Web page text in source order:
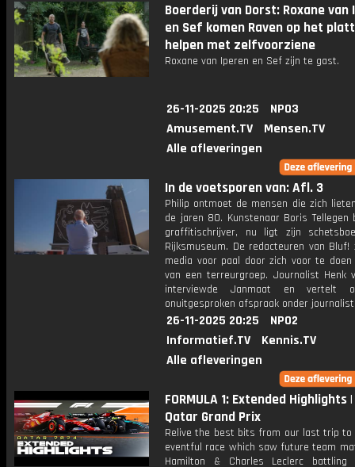
Boerderij van Dorst: Roxane van
en Sef komen Raven op het
helpen met zelfvoorziene
Roxane van Iperen en Sef zijn te gast.
26-11-2025 20:25
NPO3
Amusement.TV
Mensen.TV
Alle afleveringen
In de voetsporen van: Afl. 3
Philip ontmoet de mensen die zich
de jaren 80. Kunstenaar Boris Tellegen
graffitischrijver, nu ligt zijn
Rijksmuseum. De redacteuren van
media voor paal door zich voor te
van een terreurgroep. Journalist Henk
interviewde Janmaat en vertelt
onuitgesproken afspraak onder
26-11-2025 20:25
NPO2
Informatief.TV
Kennis.TV
Alle afleveringen
FORMULA 1: Extended Highlights
Qatar Grand Prix
Relive the best bits from our last trip to
eventful race which saw future team
Hamilton & Charles Leclerc battling